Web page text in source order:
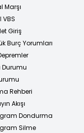
Marşı
VBS
Giriş
Burç Yorumları
Durumu
Rehberi
Akışı
Dondurma
Silme